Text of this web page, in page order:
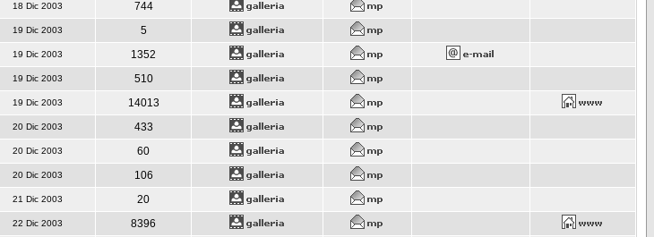
18 Dic 2003
744
19 Dic 2003
5
19 Dic 2003
1352
19 Dic 2003
510
19 Dic 2003
14013
20 Dic 2003
433
20 Dic 2003
60
20 Dic 2003
106
21 Dic 2003
20
22 Dic 2003
8396